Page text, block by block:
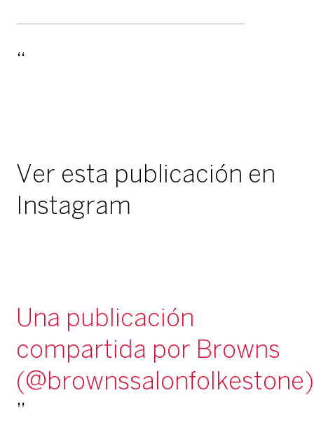
Ver esta publicación en
Instagram
Una publicación
compartida por Browns
(@brownssalonfolkestone)